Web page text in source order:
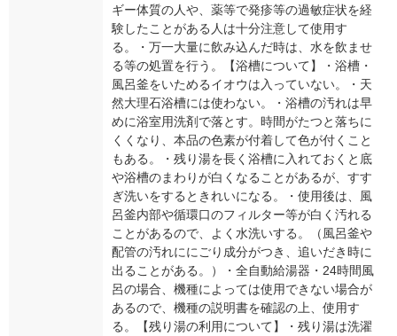
ギー体質の人や、薬等で発疹等の過敏症状を経
験したことがある人は十分注意して使用す
る。・万一大量に飲み込んだ時は、水を飲ませ
る等の処置を行う。【浴槽について】・浴槽・
風呂釜をいためるイオウは入っていない。・天
然大理石浴槽には使わない。・浴槽の汚れは早
めに浴室用洗剤で落とす。時間がたつと落ちに
くくなり、本品の色素が付着して色が付くこと
もある。・残り湯を長く浴槽に入れておくと底
や浴槽のまわりが白くなることがあるが、すす
ぎ洗いをするときれいになる。・使用後は、風
呂釜内部や循環口のフィルター等が白く汚れる
ことがあるので、よく水洗いする。（風呂釜や
配管の汚れににごり成分がつき、追いだき時に
出ることがある。）・全自動給湯器・24時間風
呂の場合、機種によっては使用できない場合が
あるので、機種の説明書を確認の上、使用す
る。【残り湯の利用について】・残り湯は洗濯